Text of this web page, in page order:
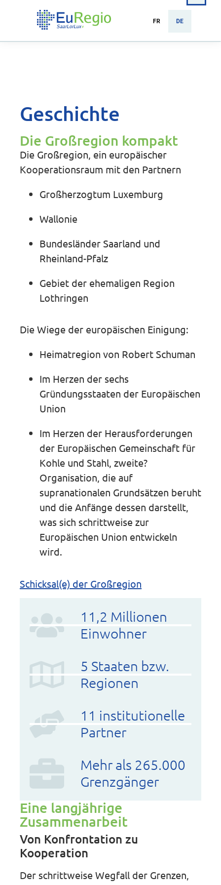
FR DE
Geschichte
Die Großregion kompakt
Die Großregion, ein europäischer
Kooperationsraum mit den Partnern
Großherzogtum Luxemburg
Wallonie
Bundesländer Saarland und
Rheinland-Pfalz
Gebiet der ehemaligen Region
Lothringen
Die Wiege der europäischen Einigung:
Heimatregion von Robert Schuman
Im Herzen der sechs
Gründungsstaaten der Europäischen
Union
Im Herzen der Herausforderungen
der Europäischen Gemeinschaft für
Kohle und Stahl, zweite?
Organisation, die auf
supranationalen Grundsätzen beruht
und die Anfänge dessen darstellt,
was sich schrittweise zur
Europäischen Union entwickeln
wird.
Schicksal(e) der Großregion
11,2 Millionen
Einwohner
5 Staaten bzw.
Regionen
11 institutionelle
Partner
Mehr als 265.000
Grenzgänger
Eine langjährige
Zusammenarbeit
Von Konfrontation zu
Kooperation
Der schrittweise Wegfall der Grenzen,